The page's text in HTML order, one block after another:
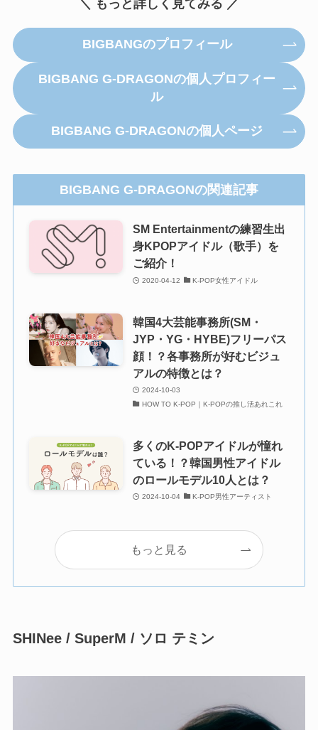
＼ もっと詳しく見てみる ／
BIGBANGのプロフィール
BIGBANG G-DRAGONの個人プロフィー
ル
BIGBANG G-DRAGONの個人ページ
BIGBANG G-DRAGONの関連記事
SM Entertainmentの練習生出
身KPOPアイドル（歌手）を
ご紹介！
2020-04-12 K-POP女性アイドル
韓国4大芸能事務所(SM・
JYP・YG・HYBE)フリーパス
顔！？各事務所が好むビジュ
アルの特徴とは？
2024-10-03
HOW TO K-POP｜K-POPの推し活あれこれ
多くのK-POPアイドルが憧れ
ている！？韓国男性アイドル
のロールモデル10人とは？
2024-10-04 K-POP男性アーティスト
もっと見る
SHINee / SuperM / ソロ テミン